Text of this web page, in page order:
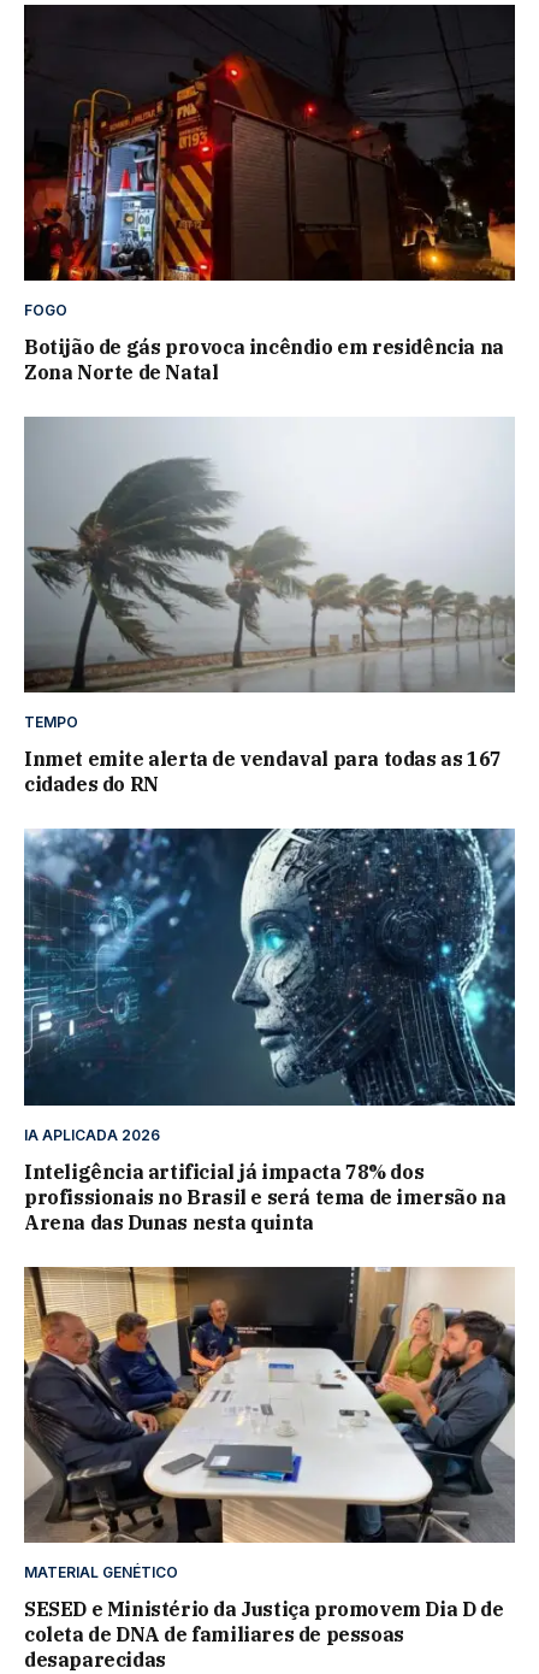
FOGO
Botijão de gás provoca incêndio em residência na
Zona Norte de Natal
TEMPO
Inmet emite alerta de vendaval para todas as 167
cidades do RN
IA APLICADA 2026
Inteligência artificial já impacta 78% dos
profissionais no Brasil e será tema de imersão na
Arena das Dunas nesta quinta
MATERIAL GENÉTICO
SESED e Ministério da Justiça promovem Dia D de
coleta de DNA de familiares de pessoas
desaparecidas